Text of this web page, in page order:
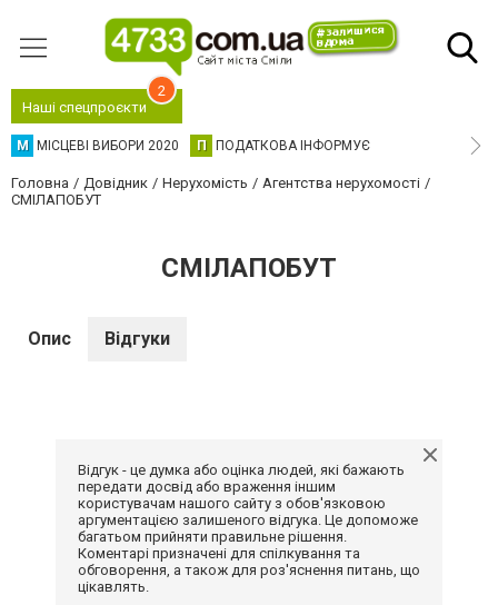
Наші спецпроєкти
2
М МІСЦЕВІ ВИБОРИ 2020 П ПОДАТКОВА ІНФОРМУЄ
Головна Довідник Нерухомість
Агентства нерухомості
СМІЛАПОБУТ
СМІЛАПОБУТ
Опис Відгуки
Відгук - це думка або оцінка людей, які бажають
передати досвід або враження іншим
користувачам нашого сайту з обов'язковою
аргументацією залишеного відгука. Це допоможе
багатьом прийняти правильне рішення.
Коментарі призначені для спілкування та
обговорення, а також для роз'яснення питань, що
цікавлять.